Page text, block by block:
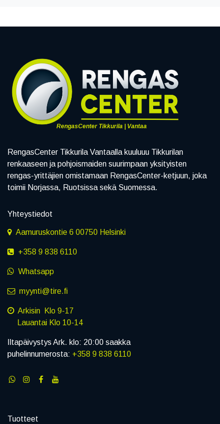
RengasCenter Tikkurila | Vantaa
RengasCenter Tikkurila Vantaalla kuuluuu Tikkurilan
renkaaseen ja pohjoismaiden suurimpaan yksityisten
rengas-yrittäjien omistamaan RengasCenter-ketjuun, joka
toimii Norjassa, Ruotsissa sekä Suomessa.
Yhteystiedot
Aamuruskontie 6 00750 Helsinki
+358 9 838 6110
Whatsapp
myynti@tire.fi
Arkisin Klo 9-17
Lauantai Klo 10-14
Iltapäivystys Ark. klo: 20:00 saakka
puhelinnumerosta: +358 9 838 6110
Tuotteet